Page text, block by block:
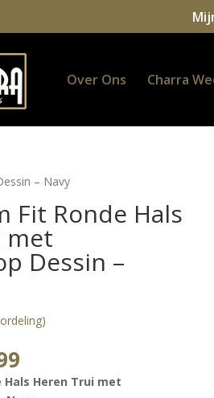
Over Ons Charra
– Navy
Fit Ronde Hals
met
Dessin –
prijs
Hals Heren Trui met